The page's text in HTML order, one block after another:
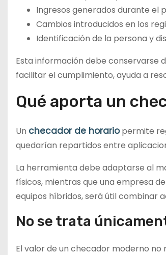
Ingresos generados durante el
Cambios introducidos en los
Identificación de la persona y
Esta información debe conservarse
facilitar el cumplimiento, ayuda a
Qué aporta un
Un checador de horariopermite
quedarían repartidos entre
La herramienta debe adaptarse al
físicos, mientras que una empresa
equipos híbridos, será útil combinar
No se trata
El valor de un checador moderno